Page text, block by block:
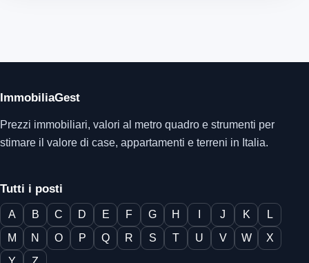
ImmobiliaGest
Prezzi immobiliari, valori al metro quadro e strumenti per
stimare il valore di case, appartamenti e terreni in Italia.
Tutti i posti
A B C D E F G H J K
L
M
N O P Q R S T U V W
X